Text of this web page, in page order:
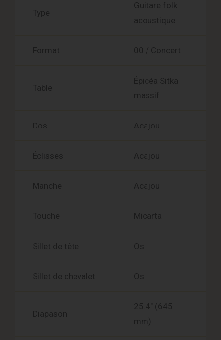
Type
Guitare folk
acoustique
Format 00 / Concert
Table
Épicéa Sitka
massif
Dos Acajou
Éclisses Acajou
Manche Acajou
Touche Micarta
Sillet de tête Os
Sillet de chevalet Os
Diapason
25.4″ (645
mm)